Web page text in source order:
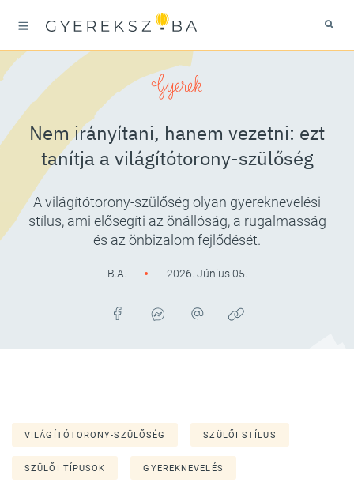
Gyerek
Nem irányítani, hanem vezetni: ezt
tanítja a világítótorony-szülőség
A világítótorony-szülőség olyan gyereknevelési
stílus, ami elősegíti az önállóság, a rugalmasság
és az önbizalom fejlődését.
B.A. 2026. Június 05.
VILÁGÍTÓTORONY-SZÜLŐSÉG SZÜLŐI STÍLUS
SZÜLŐI TÍPUSOK GYEREKNEVELÉS